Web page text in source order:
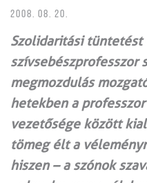
2008. 08. 20.
Szolidaritási tüntetést
szívsebészprofesszor
megmozdulás
hetekben a
vezetősége között
tömeg élt a
hiszen – a szónok